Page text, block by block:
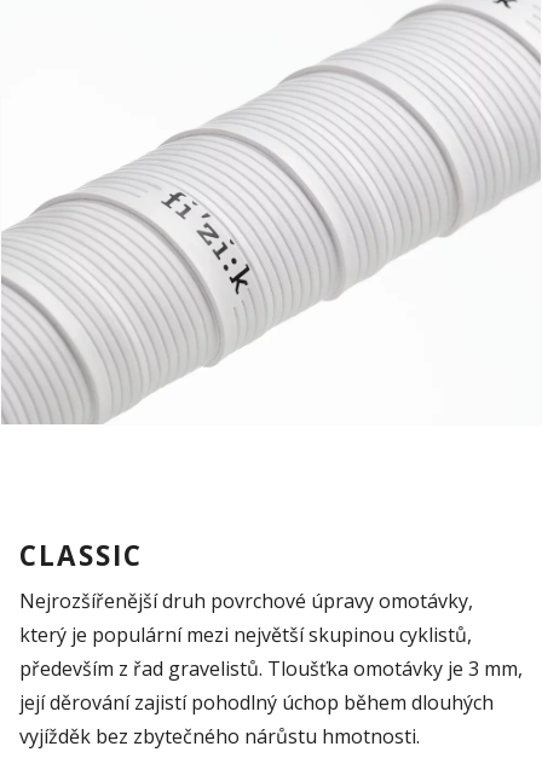
CLASSIC
Nejrozšířenější druh povrchové úpravy omotávky,
který je populárnímezi největší skupinou cyklistů,
především z řad gravelistů. Tloušťka omotávky je 3 mm,
její děrování zajistí pohodlný úchop během dlouhých
vyjížděk bez zbytečného nárůstu hmotnosti.